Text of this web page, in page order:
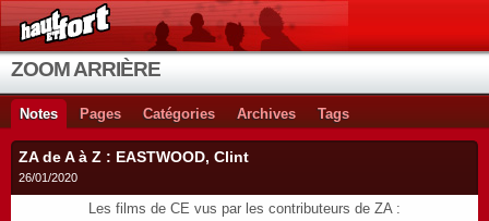
ZOOM ARRIÈRE
Notes Pages Catégories Archives Tags
ZA de A à Z : EASTWOOD, Clint
26/01/2020
Les films de CE vus par les contributeurs de ZA :